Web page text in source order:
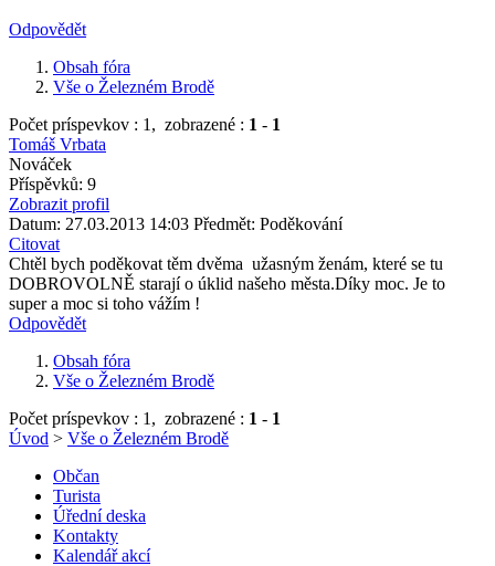
Odpovědět
Obsah fóra
Vše o Železném Brodě
Počet príspevkov : 1, zobrazené : 1 - 1
Tomáš Vrbata
Nováček
Příspěvků: 9
Zobrazit profil
Datum: 27.03.2013 14:03 Předmět: Poděkování
Citovat
Chtěl bych poděkovat těm dvěma užasným ženám, které se tu
DOBROVOLNĚ starají o úklid našeho města.Díky moc. Je to
super a moc si toho vážím !
Odpovědět
Obsah fóra
Vše o Železném Brodě
Počet príspevkov : 1, zobrazené : 1 - 1
Úvod > Vše o Železném Brodě
Občan
Turista
Úřední deska
Kontakty
Kalendář akcí